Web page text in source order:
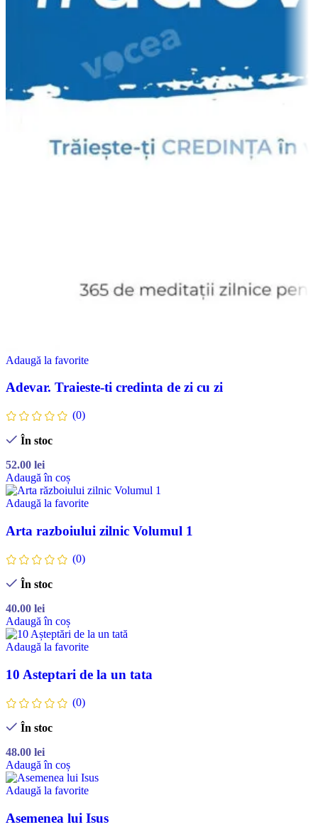
Adaugă la favorite
Adevar. Traieste-ti credinta de zi cu zi
(0)
În stoc
52.00 lei
Adaugă în coș
Adaugă la favorite
Arta razboiului zilnic Volumul 1
(0)
În stoc
40.00 lei
Adaugă în coș
Adaugă la favorite
10 Asteptari de la un tata
(0)
În stoc
48.00 lei
Adaugă în coș
Adaugă la favorite
Asemenea lui Isus